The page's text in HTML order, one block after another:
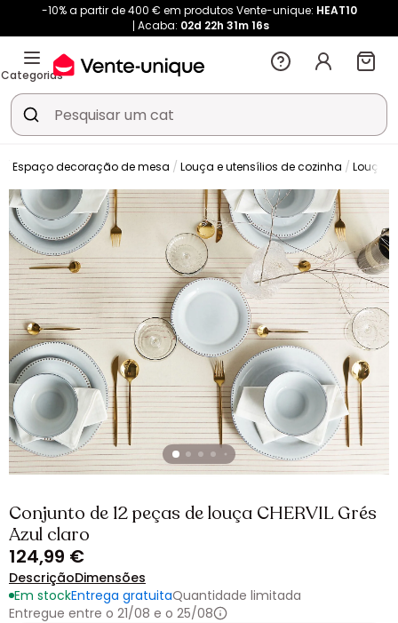
-10% a partir de 400 € em produtos Vente-unique: HEAT10
Acaba: 02d 22h 31m 16s
Categorias
Espaço decoração de mesa Louça e utensílios de cozinha Louça
Conjunto de 12 peças de louça CHERVIL Grés
Azul claro
124,99 €
DescriçãoDimensões
Em stockEntrega gratuitaQuantidade limitada
Entregue entre o 21/08 e o 25/08